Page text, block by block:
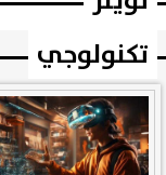
تكنولوجي